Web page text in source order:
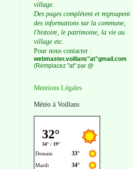
village.
Des pages complètent et regroupent
des informations sur la commune,
l'histoire, le patrimoine, la vie au
village etc.
Pour nous contacter :
webmaster.voillans"at"gmail.com
(Remplacez "at" par @
Mentions Légales
Météo à Voillans